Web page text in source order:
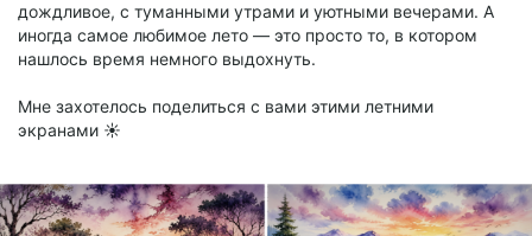
дождливое, с туманными утрами и уютными вечерами. А
иногда самое любимое лето — это просто то, в котором
нашлось время немного выдохнуть.
Мне захотелось поделиться с вами этими летними
экранами ☀️